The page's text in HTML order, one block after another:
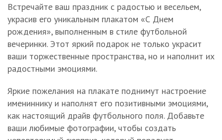
Встречайте ваш праздник с радостью и весельем,
украсив его уникальным плакатом «С Днем
рождения», выполненным в стиле футбольной
вечеринки. Этот яркий подарок не только украсит
ваши торжественные пространства, но и наполнит их
радостными эмоциями.
Яркие пожелания на плакате поднимут настроение
имениннику и наполнят его позитивными эмоциями,
как настоящий драйв футбольного поля. Добавьте
ваши любимые фотографии, чтобы создать